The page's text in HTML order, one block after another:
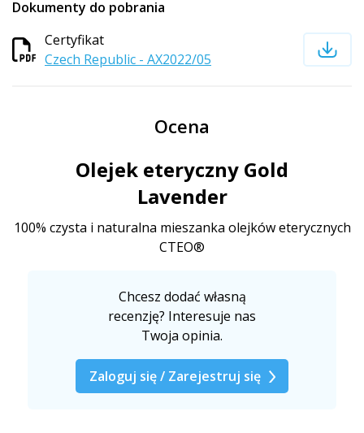
Dokumenty do pobrania
Certyfikat
Czech Republic - AX2022/05
Ocena
Olejek eteryczny Gold
Lavender
100% czysta i naturalna mieszanka olejków eterycznych
CTEO®
Chcesz dodać własną
recenzję? Interesuje nas
Twoja opinia.
Zaloguj się / Zarejestruj się